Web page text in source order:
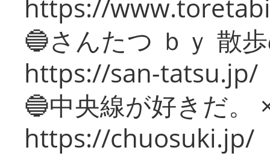
https://
🔵さんたつ ｂｙ 散
https://san-tatsu.jp/
🔵中央線が好きだ。
https://chuosuki.jp/